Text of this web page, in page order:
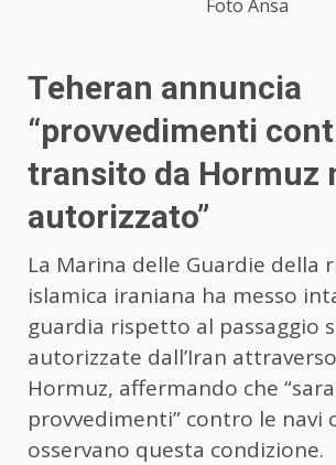
Foto Ansa
Teheran annuncia
“provvedimenti
transito da Hormuz
autorizzato”
La Marina delle Guardie della
islamica iraniana ha messo
guardia rispetto al passaggio
autorizzate dall’Iran
Hormuz, affermando che
provvedimenti” contro le navi
osservano questa condizione.